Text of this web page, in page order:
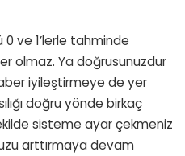
0 ve 1’lerle tahminde
olmaz. Ya doğrusunuzdur
iyileştirmeye de yer
doğru yönde birkaç
sisteme ayar çekmeniz
arttırmaya devam